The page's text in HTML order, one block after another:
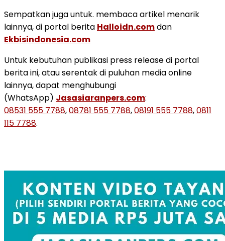
Sempatkan juga untuk. membaca artikel menarik
lainnya, di portal berita Halloidn.comdan
Ekbisindonesia.com
Untuk kebutuhan publikasi press release di portal
berita ini, atau serentak di puluhan media online
lainnya, dapat menghubungi
(WhatsApp) Jasasiaranpers.com:
08531 555 7788,08781 555 7788,08191 555 7788,0811
115 7788.